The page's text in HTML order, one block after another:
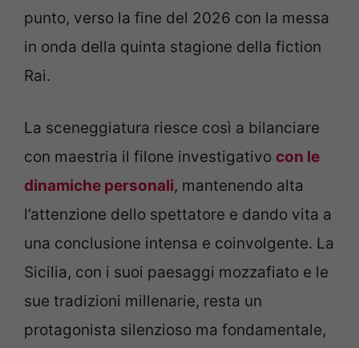
punto, verso la fine del 2026 con la messa
in onda della quinta stagione della fiction
Rai.
La sceneggiatura riesce così a bilanciare
con maestria il filone investigativo con le
dinamiche personali, mantenendo alta
l’attenzione dello spettatore e dando vita a
una conclusione intensa e coinvolgente. La
Sicilia, con i suoi paesaggi mozzafiato e le
sue tradizioni millenarie, resta un
protagonista silenzioso ma fondamentale,